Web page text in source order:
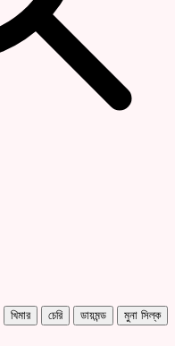
খিমার চেরি ডায়মন্ড
মুনা সিল্ক